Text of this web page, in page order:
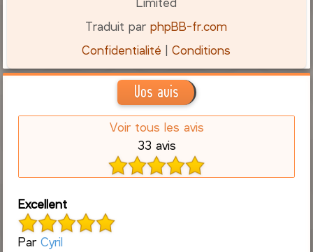
Traduit parphpBB-fr.com
Confidentialité |Conditions
Vos avis
Voir tous les avis
33 avis
Excellent
ParCyril